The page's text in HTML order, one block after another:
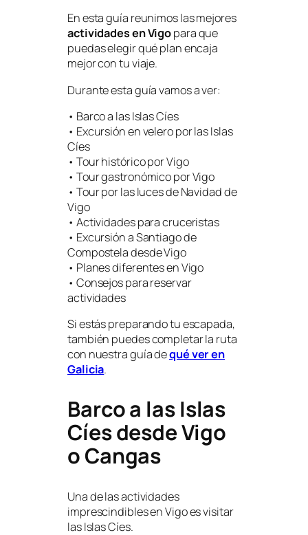
En esta guía reunimos las mejores
actividades en Vigopara que
puedas elegir qué plan encaja
mejor con tu viaje.
Durante esta guía vamos a ver:
• Barco a las Islas Cíes
• Excursión en velero por las Islas
Cíes
• Tour histórico por Vigo
• Tour gastronómico por Vigo
• Tour por las luces de Navidad de
Vigo
• Actividades para cruceristas
• Excursión a Santiago de
Compostela desde Vigo
• Planes diferentes en Vigo
• Consejos para reservar
actividades
Si estás preparando tu escapada,
también puedes completar la ruta
con nuestra guía dequé ver en
Galicia.
Barco a las Islas
Cíes desde Vigo
o Cangas
Una de las actividades
imprescindibles en Vigo es visitar
las Islas Cíes.